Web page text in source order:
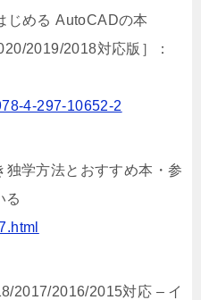
じめる AutoCADの本
2019/2018対応版］：
4-297-10652-2
学方法とおすすめ本・参
る
2017/2016/2015対応 – イ